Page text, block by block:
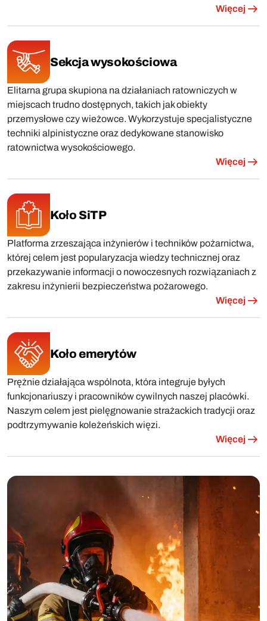
Więcej
Sekcja wysokościowa
Elitarna grupa skupiona na działaniach ratowniczych w
miejscach trudno dostępnych, takich jak obiekty
przemysłowe czy wieżowce. Wykorzystuje specjalistyczne
techniki alpinistyczne oraz dedykowane stanowisko
ratownictwa wysokościowego.
Więcej
Koło SiTP
Platforma zrzeszająca inżynierów i techników pożarnictwa,
której celem jest popularyzacja wiedzy technicznej oraz
przekazywanie informacji o nowoczesnych rozwiązaniach z
zakresu inżynierii bezpieczeństwa pożarowego.
Więcej
Koło emerytów
Prężnie działająca wspólnota, która integruje byłych
funkcjonariuszy i pracowników cywilnych naszej placówki.
Naszym celem jest pielęgnowanie strażackich tradycji oraz
podtrzymywanie koleżeńskich więzi.
Więcej